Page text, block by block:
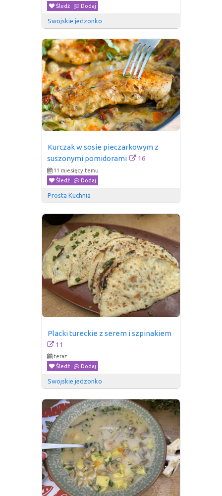
Śledź
Dodaj
Swojskie jedzonko
Kurczak w sosie pieczarkowym z
suszonymi pomidorami
16
11 miesięcy temu
Śledź
Dodaj
Prosta Kuchnia
Placki tureckie z serem i szpinakiem
11
teraz
Śledź
Dodaj
Swojskie jedzonko